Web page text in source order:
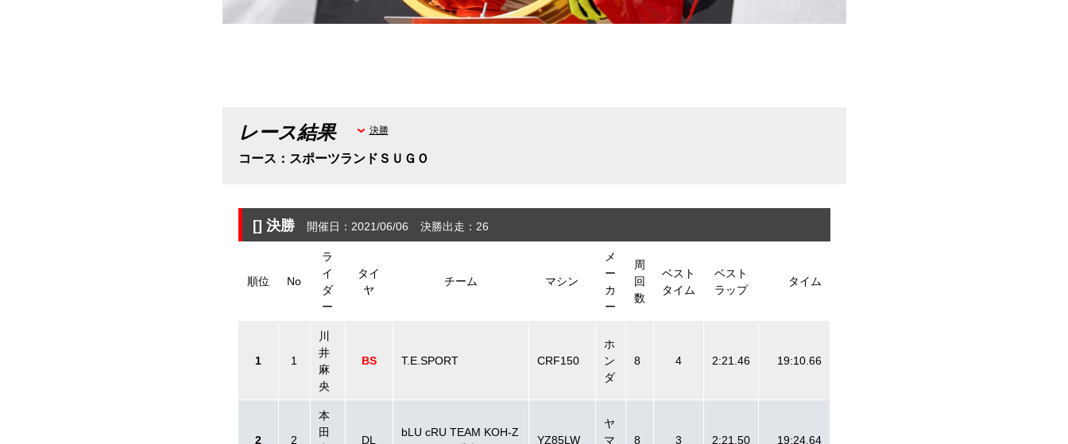
レース結果
コース：スポーツランドＳＵＧＯ
決勝
[] 決勝 開催日：2021/06/06 決勝出走：26
順位 No
ラ
イ
ダ
ー
タイ
ヤ
チーム マシン
メ
ー
カ
ー
周
回
数
ベスト
タイム
ベスト
ラップ
タイム
1 1
川
井
麻
央
BS T.E.SPORT CRF150
ホ
ン
ダ
8 4 2:21.46 19:10.66
2 2
本
田
DL
bLU cRU TEAM KOH-Z
YZ85LW
ヤ
マ
8 3 2:21.50 19:24.64